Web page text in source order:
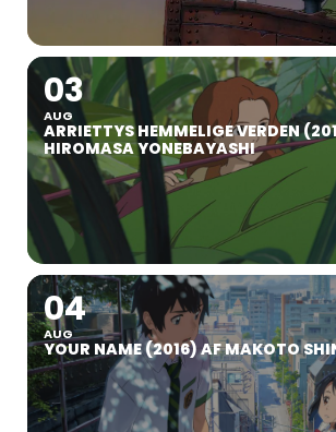
03
AUG
ARRIETTYS HEMMELIGE VERDEN
HIROMASA YONEBAYASHI
04
AUG
YOUR NAME (2016) AF MAKOTO